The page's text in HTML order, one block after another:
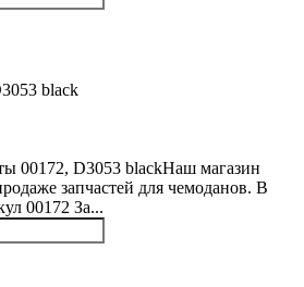
00172, D3053 blackНаш магазин
запчастей для чемоданов. В
00172 За...